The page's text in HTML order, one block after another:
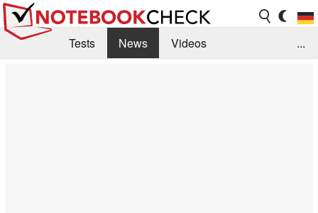
Tests News
Videos
...